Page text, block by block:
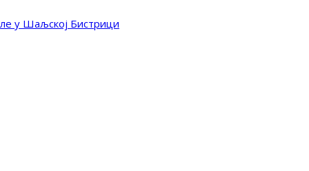
у Шаљској Бистрици